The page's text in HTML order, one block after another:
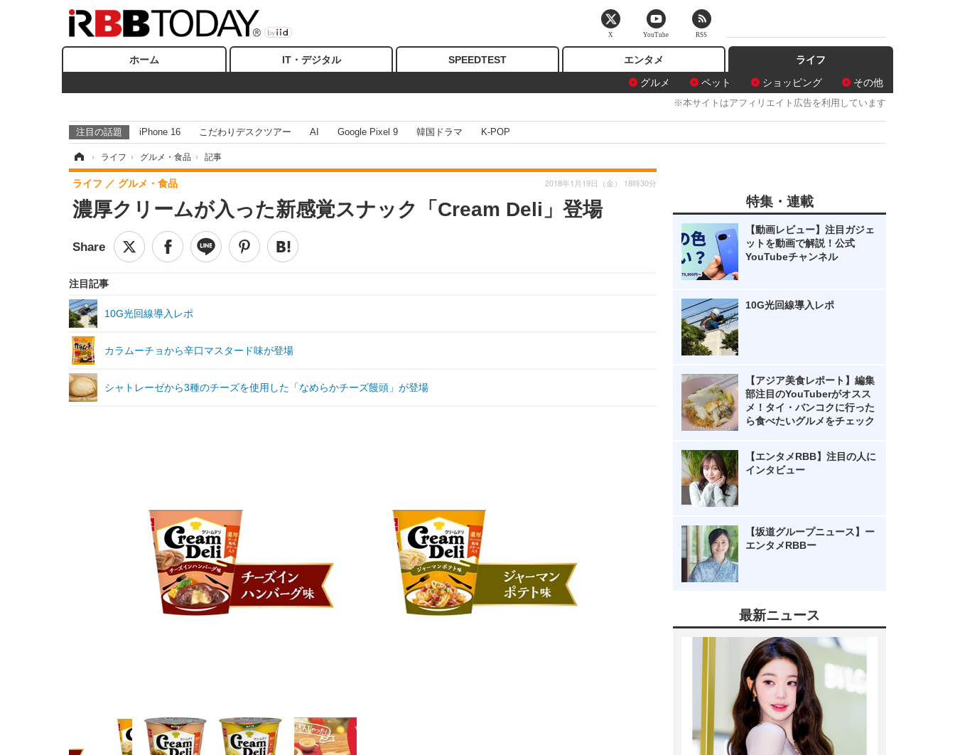
ホーム IT・デジタル SPEEDTEST エンタメ
ライフ
グルメ
ペット ショッピング その他
※本サイトはアフィリエイト広告を利用しています
注目の話題 iPhone 16 こだわりデスクツアー AI Google Pixel 9 韓国ドラマ K-POP
› ライフ › グルメ・食品 › 記事
濃厚クリームが入った新感覚スナック「Cream Deli」登場
ライフ グルメ・食品 2018年1月19日（金） 18時30分
注目記事
10G光回線導入レポ
カラムーチョから辛口マスタード味が登場
シャトレーゼから3種のチーズを使用した「なめらかチーズ饅頭」が登場
特集・連載
【動画レビュー】注目ガジェ
ットを動画で解説！公式
YouTubeチャンネル
10G光回線導入レポ
【アジア美食レポート】編集
部注目のYouTuberがオスス
メ！タイ・バンコクに行った
ら食べたいグルメをチェック
【エンタメRBB】注目の人に
インタビュー
【坂道グループニュース】ー
エンタメRBBー
最新ニュース
X YouTube RSS